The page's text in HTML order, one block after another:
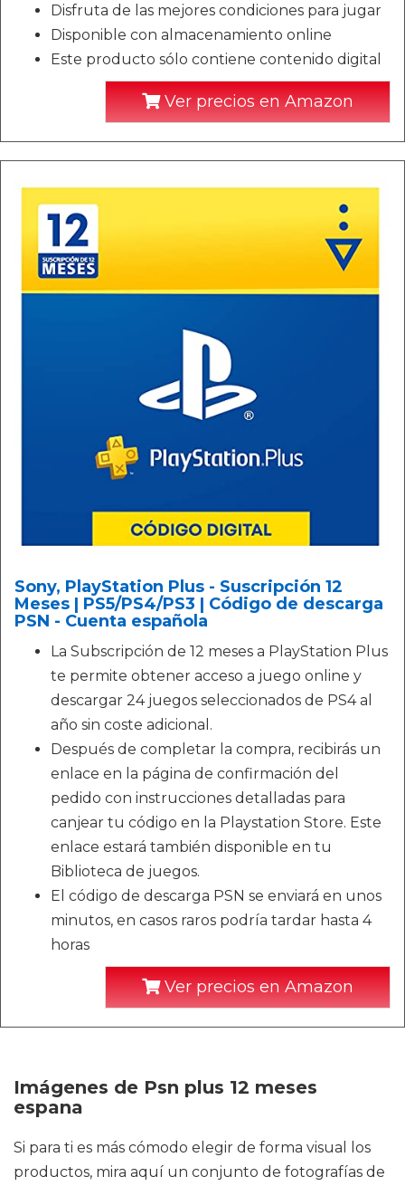
Disfruta de las mejores condiciones para jugar
Disponible con almacenamiento online
Este producto sólo contiene contenido digital
Ver precios en Amazon
Sony, PlayStation Plus - Suscripción 12
Meses | PS5/PS4/PS3 | Código de descarga
PSN - Cuenta española
La Subscripción de 12 meses a PlayStation Plus
te permite obtener acceso a juego online y
descargar 24 juegos seleccionados de PS4 al
año sin coste adicional.
Después de completar la compra, recibirás un
enlace en la página de confirmación del
pedido con instrucciones detalladas para
canjear tu código en la Playstation Store. Este
enlace estará también disponible en tu
Biblioteca de juegos.
El código de descarga PSN se enviará en unos
minutos, en casos raros podría tardar hasta 4
horas
Ver precios en Amazon
Imágenes de Psn plus 12 meses
espana
Si para ti es más cómodo elegir de forma visual los
productos, mira aquí un conjunto de fotografías de